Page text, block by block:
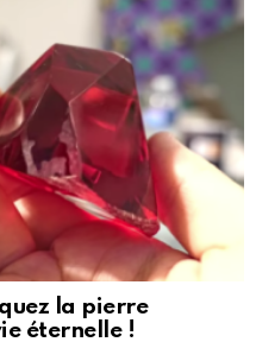
la pierre
éternelle !